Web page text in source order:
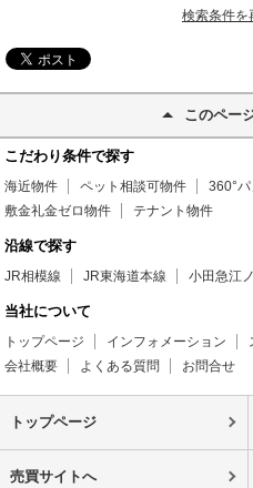
検索条件を
このペー
こだわり条件で探す
海近物件 ペット相談可物件
360°
敷金礼金ゼロ物件
テナント物件
沿線で探す
JR相模線 JR東海道本線 小田急江
当社について
トップページ インフォメーション
会社概要
よくある質問 お問合せ
トップページ
売買サイトへ